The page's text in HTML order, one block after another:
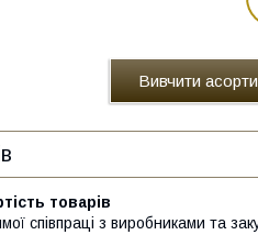
Вивчити
товарів
співпраці з виробниками та